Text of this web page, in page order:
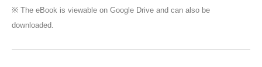
※ The eBook is viewable on Google Drive and can also be
downloaded.